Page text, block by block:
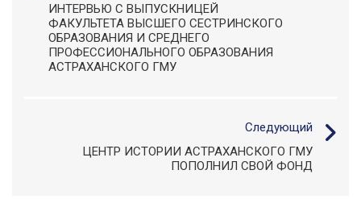
ИНТЕРВЬЮ С ВЫПУСКНИЦЕЙ
ФАКУЛЬТЕТА ВЫСШЕГО СЕСТРИНСКОГО
ОБРАЗОВАНИЯ И СРЕДНЕГО
ПРОФЕССИОНАЛЬНОГО ОБРАЗОВАНИЯ
АСТРАХАНСКОГО ГМУ
Следующий
ЦЕНТР ИСТОРИИ АСТРАХАНСКОГО ГМУ
ПОПОЛНИЛ СВОЙ ФОНД